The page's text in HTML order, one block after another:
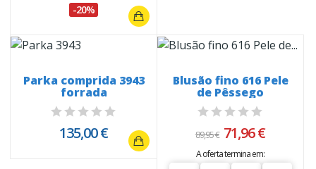
-20%
Parka comprida 3943
forrada
135,00 €
Blusão fino 616 Pele
de Pêssego
89,95 € 71,96 €
A oferta termina em: